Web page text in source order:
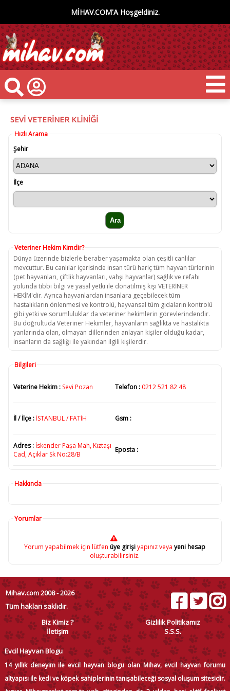
MİHAV.COM'A Hoşgeldiniz.
SEVİ VETERİNER KLİNİĞİ
Hızlı Arama
Şehir
İlçe
Veteriner Hekim Kimdir?
Dünya üzerinde bizlerle beraber yaşamakta olan çeşitli canlılar
mevcuttur. Bu canlılar içerisinde insan türü hariç tüm hayvan türlerinin
(pet hayvanları, çiftlik hayvanları, vahşi hayvanlar) sağlık ve refahı
yolunda tıbbi bilgi ve yasal yetki ile donatılmış kişi VETERİNER
HEKİM'dir. Ayrıca hayvanlardan insanlara geçebilecek tüm
hastalıkların önlenmesi ve kontrolü, hayvansal tüm gıdaların kontrolü
gibi yetki ve sorumluluklar da veteriner hekimlerin görevlerindendir.
Bu doğrultuda Veteriner Hekimler, hayvanların sağlıkta ve hastalıkta
yanlarında olan, olmayan dillerinden anlayan kişiler olduğu kadar,
insanların da sağlığı ile yakından ilgili kişilerdir.
Bilgileri
Veterine Hekim : Sevi Pozan Telefon : 0212 521 82 48
İl / İlçe : İSTANBUL / FATİH Gsm :
Adres : İskender Paşa Mah, Kıztaşı
Cad, Açıklar Sk No:28/B
Eposta :
Hakkında
Yorumlar
Yorum yapabilmek için lütfen üye girişiyapınız veya yeni hesap
oluşturabilirsiniz.
Mihav.com 2008 - 2026
Tüm hakları saklıdır.
Biz Kimiz ?
Gizlilik Politikamız
İletişim
S.S.S.
Evcil Hayvan Blogu
14 yıllık deneyim ile evcil hayvan blogu olan Mihav, evcil hayvan forumu
altyapısı ile kedi ve köpek sahiplerinin tanışabileceği sosyal oluşum sitesidir.